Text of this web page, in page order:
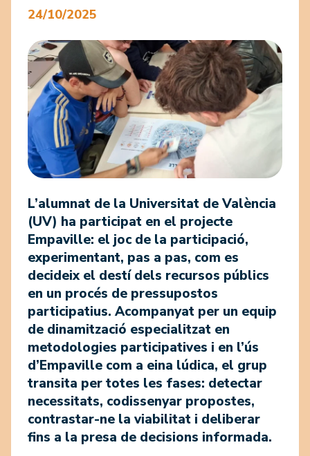
24/10/2025
L’alumnat de la Universitat de València
(UV) ha participat en el projecte
Empaville: el joc de la participació,
experimentant, pas a pas, com es
decideix el destí dels recursos públics
en un procés de pressupostos
participatius. Acompanyat per un equip
de dinamització especialitzat en
metodologies participatives i en l’ús
d’Empaville com a eina lúdica, el grup
transita per totes les fases: detectar
necessitats, codissenyar propostes,
contrastar-ne la viabilitat i deliberar
fins a la presa de decisions informada.